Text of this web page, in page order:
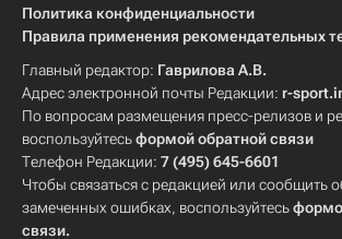
Политика конфиденциальности
Правила применения рекомендательных
Главный редактор: Гаврилова А.В.
Адрес электронной почты Редакции: r-
По вопросам размещения пресс-релизов и
воспользуйтесьформой обратной связи
Телефон Редакции: 7 (495) 645-6601
Чтобы связаться с редакцией или сообщить
замеченных ошибках, воспользуйтесь
связи.